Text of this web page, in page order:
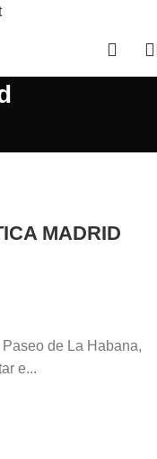
MADRID
de La Habana,
e...